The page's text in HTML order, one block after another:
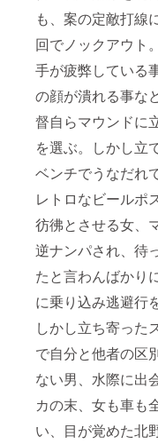
も、案の定敵打線
回でノックアウト
手が疲弊している
の顔が潰れる事な
督自らマウンドに
を選ぶ。しかし立
ベンチでうなだれ
レトロなビールポ
彷彿とさせる女、
逆ナンパされ、待
たと言わんばかり
に乗り込み逃避行
しかし立ち寄った
で自分と他者の区
ない男、水際に出
カの末、女も車も
い、目が覚めた北